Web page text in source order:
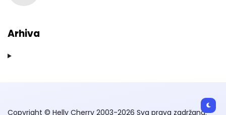
Arhiva
Copyright © Helly Cherry 2003-2026 Sva prava zadržana.